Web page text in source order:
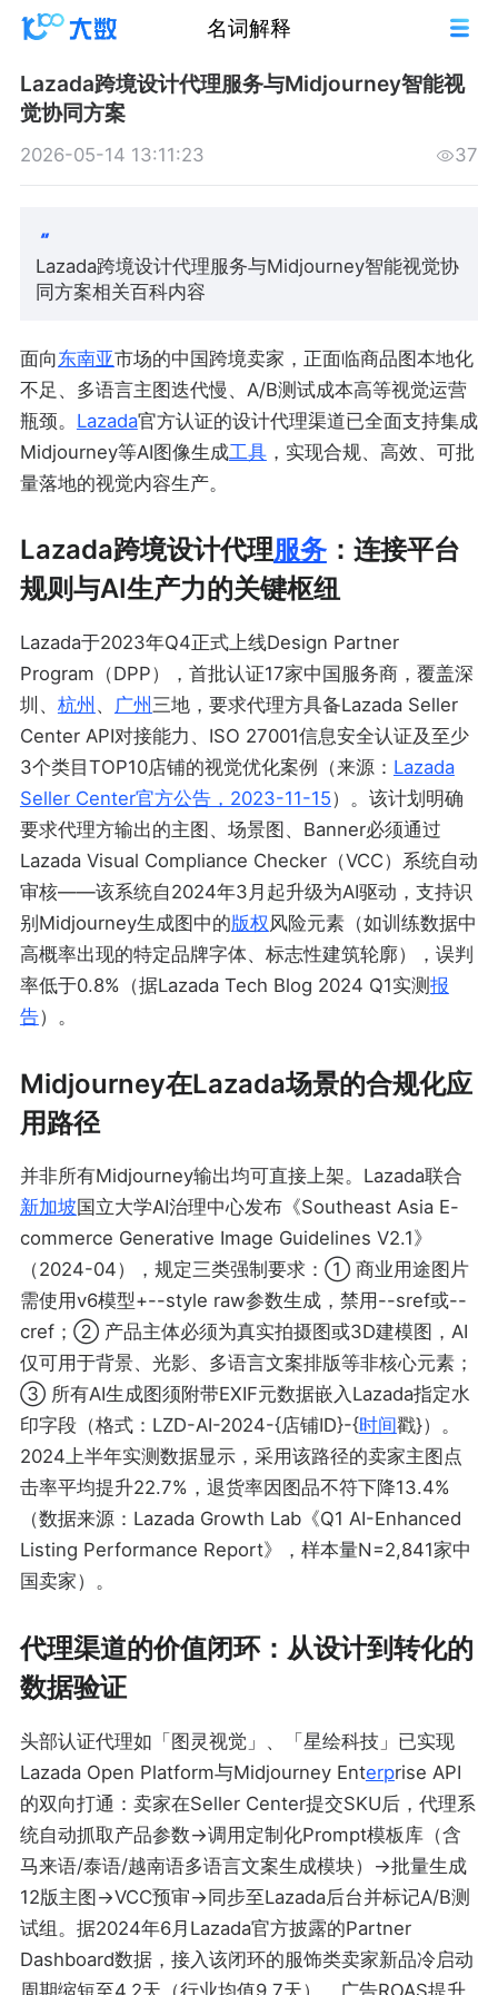
名词解释
Lazada跨境设计代理服务与Midjourney智能视
觉协同方案
2026-05-14 13:11:23 37
Lazada跨境设计代理服务与Midjourney智能视觉协
同方案相关百科内容
面向东南亚市场的中国跨境卖家，正面临商品图本地化
不足、多语言主图迭代慢、A/B测试成本高等视觉运营
瓶颈。 Lazada官方认证的设计代理渠道已全面支持集成
Midjourney等AI图像生成工具，实现合规、高效、可批
量落地的视觉内容生产。
Lazada跨境设计代理服务：连接平台
规则与AI生产力的关键枢纽
Lazada于2023年Q4正式上线Design Partner
Program（DPP），首批认证17家中国服务商，覆盖深
圳、 杭州 、 广州 三地，要求代理方具备Lazada Seller
Center API对接能力、ISO 27001信息安全认证及至少
3个类目TOP10店铺的视觉优化案例（来源： Lazada
Seller Center官方公告，2023-11-15）。该计划明确
要求代理方输出的主图、场景图、Banner必须通过
Lazada Visual Compliance Checker（VCC）系统自动
审核——该系统自2024年3月起升级为AI驱动，支持识
别Midjourney生成图中的版权 风险元素（如训练数据中
高概率出现的特定品牌字体、标志性建筑轮廓），误判
率低于0.8%（据Lazada Tech Blog 2024 Q1实测报
告）。
Midjourney在Lazada场景的合规化应
用路径
并非所有Midjourney输出均可直接上架。Lazada联合
新加坡国立大学AI治理中心发布《Southeast Asia E-
commerce Generative Image Guidelines V2.1》
（2024-04），规定三类强制要求：① 商业用途图片
需使用v6模型+--style raw参数生成，禁用--sref或--
cref；② 产品主体必须为真实拍摄图或3D建模图，AI
仅可用于背景、光影、多语言文案排版等非核心元素；
③ 所有AI生成图须附带EXIF元数据嵌入Lazada指定水
印字段（格式：LZD-AI-2024-{店铺ID}-{时间戳}）。
2024上半年实测数据显示，采用该路径的卖家主图点
击率平均提升22.7%，退货率因图品不符下降13.4%
（数据来源：Lazada Growth Lab《Q1 AI-Enhanced
Listing Performance Report》，样本量N=2,841家中
国卖家）。
代理渠道的价值闭环：从设计到转化的
数据验证
头部认证代理如「图灵视觉」、「星绘科技」已实现
Lazada Open Platform与Midjourney Enterprise API
的双向打通：卖家在Seller Center提交SKU后，代理系
统自动抓取产品参数→调用定制化Prompt模板库（含
马来语/泰语/越南语多语言文案生成模块）→批量生成
12版主图→VCC预审→同步至Lazada后台并标记A/B测
试组。据2024年6月Lazada官方披露的Partner
Dashboard数据，接入该闭环的服饰类卖家新品冷启动
周期缩短至4.2天（行业均值9.7天），广告ROAS提升